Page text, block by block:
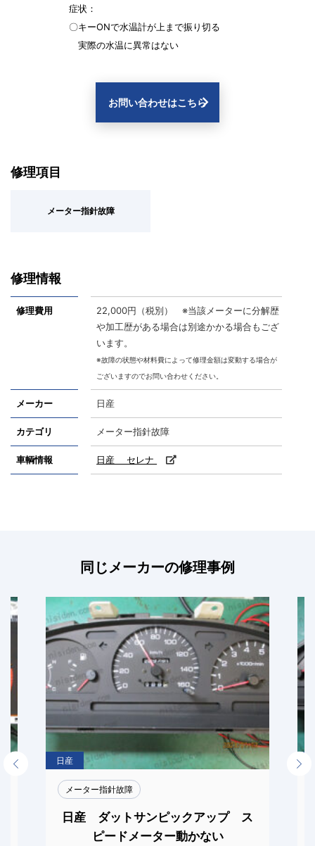
症状：
〇キーONで水温計が上まで振り切る
実際の水温に異常はない
お問い合わせはこちら
修理項目
メーター指針故障
修理情報
修理費用
22,000円（税別） ※当該メーターに分解歴
や加工歴がある場合は別途かかる場合もござ
います。
※故障の状態や材料費によって修理金額は変動する場合が
ございますのでお問い合わせください。
メーカー 日産
カテゴリ メーター指針故障
車輌情報 日産 セレナ
同じメーカーの修理事例
Previous 日産
メーター指針故障
日産 ダットサンピックアップ ス
ピードメーター動かない
Next